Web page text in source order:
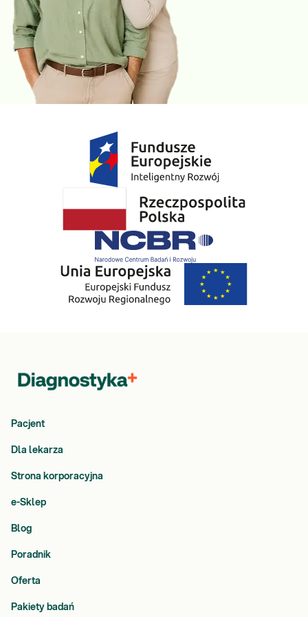
Pacjent
Dla lekarza
Strona korporacyjna
e-Sklep
Blog
Poradnik
Oferta
Pakiety badań